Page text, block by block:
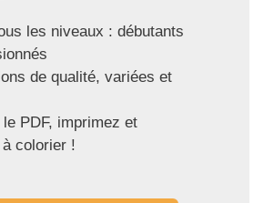
les niveaux : débutants
de qualité, variées et
PDF, imprimez et
colorier !